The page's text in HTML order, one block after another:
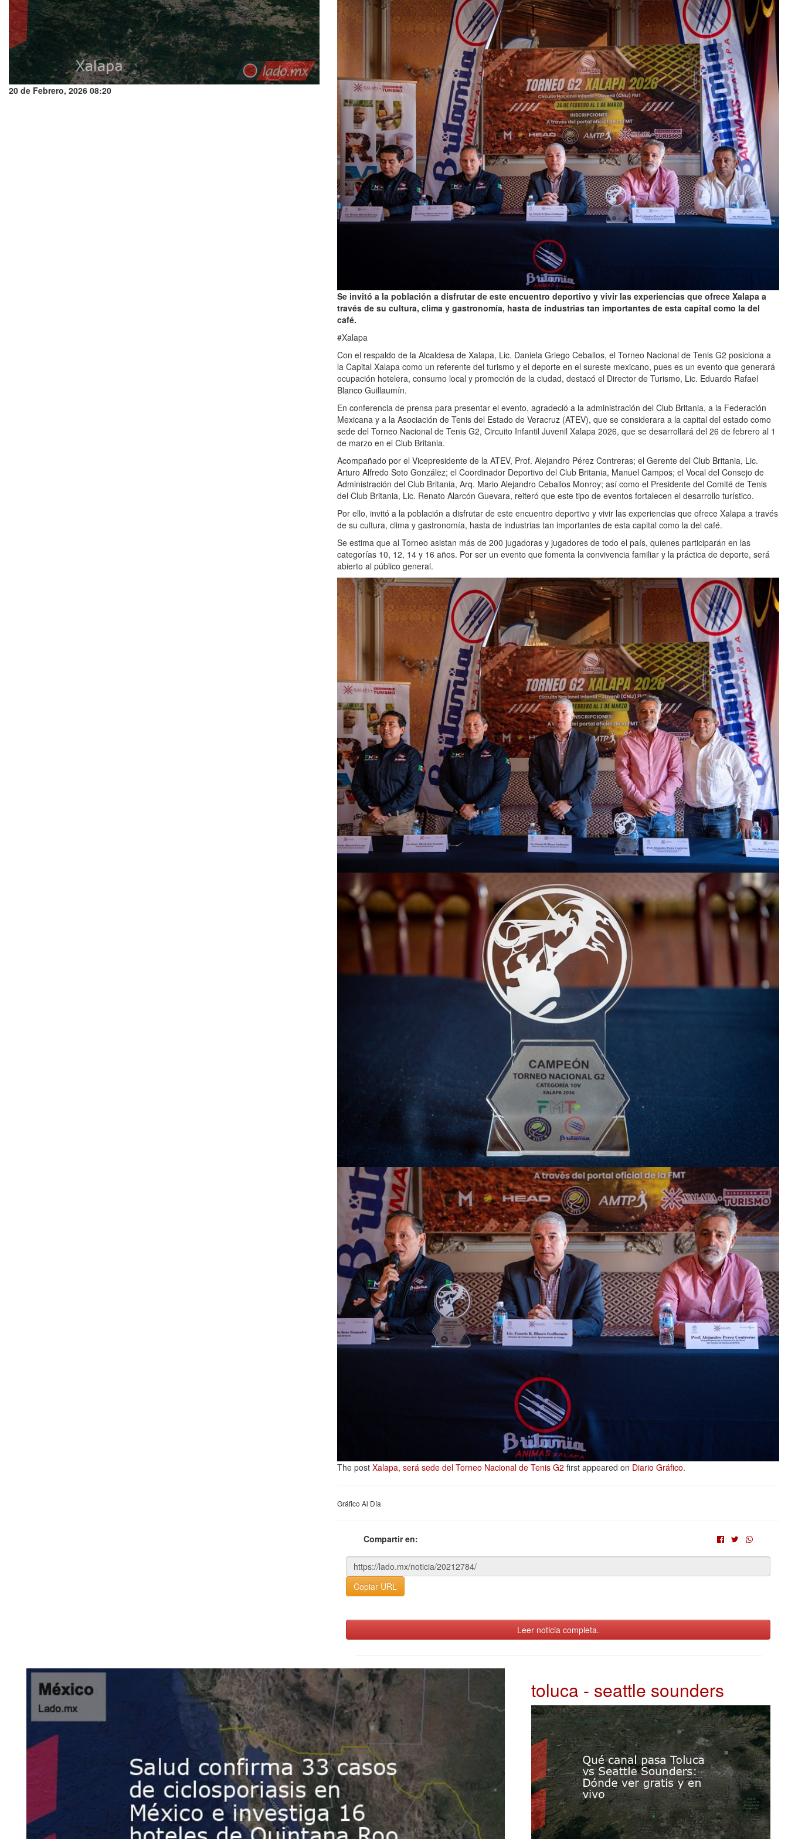
20 de Febrero, 2026 08:20
Se invitó a la población a disfrutar de este encuentro deportivo y vivir las experiencias que ofrece Xalapa a
través de su cultura, clima y gastronomía, hasta de industrias tan importantes de esta capital como la del
café.
#Xalapa
Con el respaldo de la Alcaldesa de Xalapa, Lic. Daniela Griego Ceballos, el Torneo Nacional de Tenis G2 posiciona a
la Capital Xalapa como un referente del turismo y el deporte en el sureste mexicano, pues es un evento que generará
ocupación hotelera, consumo local y promoción de la ciudad, destacó el Director de Turismo, Lic. Eduardo Rafael
Blanco Guillaumín.
En conferencia de prensa para presentar el evento, agradeció a la administración del Club Britania, a la Federación
Mexicana y a la Asociación de Tenis del Estado de Veracruz (ATEV), que se considerara a la capital del estado como
sede del Torneo Nacional de Tenis G2, Circuito Infantil Juvenil Xalapa 2026, que se desarrollará del 26 de febrero al 1
de marzo en el Club Britania.
Acompañado por el Vicepresidente de la ATEV, Prof. Alejandro Pérez Contreras; el Gerente del Club Britania, Lic.
Arturo Alfredo Soto González; el Coordinador Deportivo del Club Britania, Manuel Campos; el Vocal del Consejo de
Administración del Club Britania, Arq. Mario Alejandro Ceballos Monroy; así como el Presidente del Comité de Tenis
del Club Britania, Lic. Renato Alarcón Guevara, reiteró que este tipo de eventos fortalecen el desarrollo turístico.
Por ello, invitó a la población a disfrutar de este encuentro deportivo y vivir las experiencias que ofrece Xalapa a través
de su cultura, clima y gastronomía, hasta de industrias tan importantes de esta capital como la del café.
Se estima que al Torneo asistan más de 200 jugadoras y jugadores de todo el país, quienes participarán en las
categorías 10, 12, 14 y 16 años. Por ser un evento que fomenta la convivencia familiar y la práctica de deporte, será
abierto al público general.
The post Xalapa, será sede del Torneo Nacional de Tenis G2 first appeared on Diario Gráfico.
Gráfico Al Día
Compartir en:
Copiar URL
Leer noticia completa.
toluca - seattle sounders